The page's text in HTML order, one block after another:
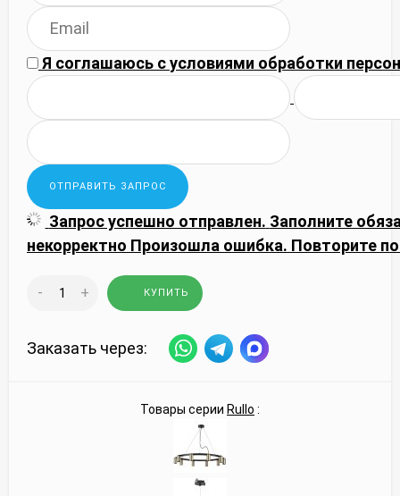
Я соглашаюсь сусловиями обработки
Запрос успешно отправлен. Заполните
некорректно Произошла ошибка. Повторите
- + КУПИТЬ
Заказать через:
Товары серии Rullo :